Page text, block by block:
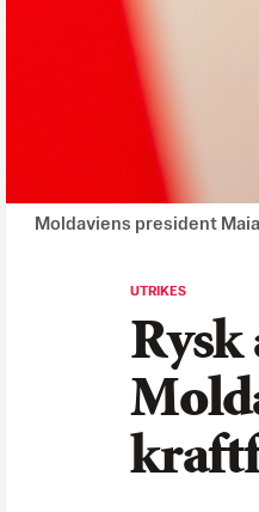
Moldaviens president
UTRIKES